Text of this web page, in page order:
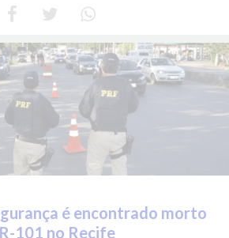
é encontrado morto
101 no Recife